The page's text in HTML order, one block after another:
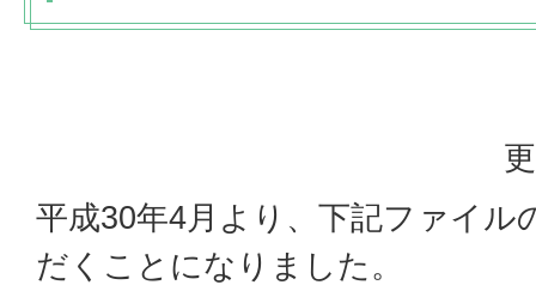
平成30年4月より、下記ファイル
だくことになりました。